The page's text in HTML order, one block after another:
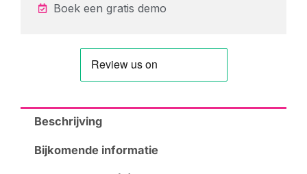
Boek een gratis demo
Beschrijving
Bijkomende informatie